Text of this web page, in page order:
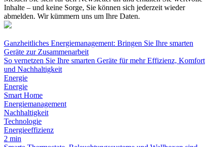
Inhalte – und keine Sorge, Sie können sich jederzeit wieder
abmelden. Wir kümmern uns um Ihre Daten.
Ganzheitliches Energiemanagement: Bringen Sie Ihre smarten
Geräte zur Zusammenarbeit
So vernetzen Sie Ihre smarten Geräte für mehr Effizienz, Komfort
und Nachhaltigkeit
Energie
Energie
Smart Home
Energiemanagement
Nachhaltigkeit
Technologie
Energieeffizienz
2 min